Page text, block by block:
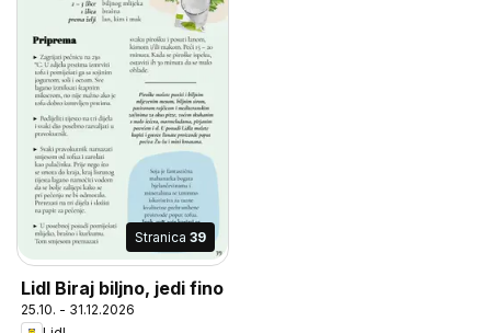
Stranica 39
Lidl Biraj biljno, jedi fino
25.10. - 31.12.2026